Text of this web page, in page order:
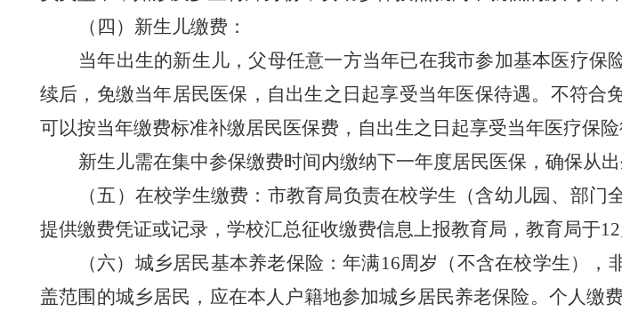
（四）新生儿缴费：
当年出生的新生儿，父母任意一方当年已在我市参加基本医疗保
续后，免缴当年居民医保，自出生之日起享受当年医保待遇。 不符合
可以按当年缴费标准补缴居民医保费 ，自出生之日起享受当年医疗保险
新生儿需在集中参保缴费时间内缴纳下一年度居民 医保，确保从
（五）在校学生缴费： 市教育局负责在校学生 （含幼儿园、部门
提供缴费凭证或记录，学校汇总征收缴费信息上报教育局，教育局于
（六）城乡居民基本养老保险：年满16周岁（不含在校学生），
盖范围的城乡居民，应在本人户籍地参加城乡居民养老保险。 个人缴